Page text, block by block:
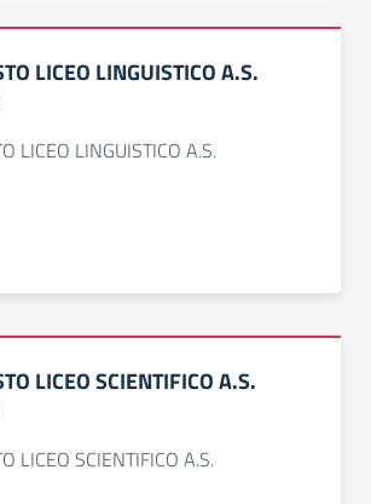
LICEO LINGUISTICO A.S.
LICEO LINGUISTICO A.S.
LICEO SCIENTIFICO A.S.
LICEO SCIENTIFICO A.S.